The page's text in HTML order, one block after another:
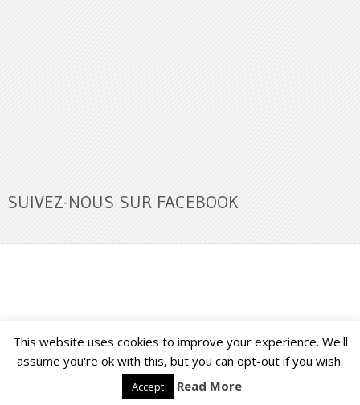
SUIVEZ-NOUS SUR FACEBOOK
Buzz Ultra Copyright © 2026. Back to Top ↑
This website uses cookies to improve your experience. We'll
assume you're ok with this, but you can opt-out if you wish.
Accept Read More
Français English ( Anglais)